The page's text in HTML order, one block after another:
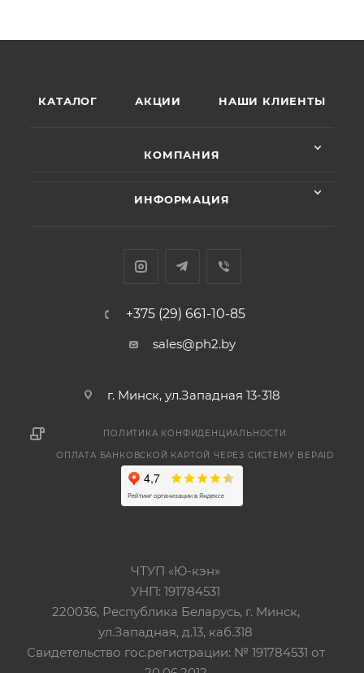
КАТАЛОГ АКЦИИ НАШИ КЛИЕНТЫ
КОМПАНИЯ
ИНФОРМАЦИЯ
+375 (29) 661-10-85
sales@ph2.by
г. Минск, ул.Западная 13-318
ПОЛИТИКА КОНФИДЕНЦИАЛЬНОСТИ
ОПЛАТА БАНКОВСКОЙ КАРТОЙ ЧЕРЕЗ СИСТЕМУ BEPAID
ЧТУП «Ю-кэн»
УНП: 191784531
220036, Республика Беларусь, г. Минск,
ул.Западная, д.13, каб.318
Свидетельство гос.регистрации: № 191784531 от